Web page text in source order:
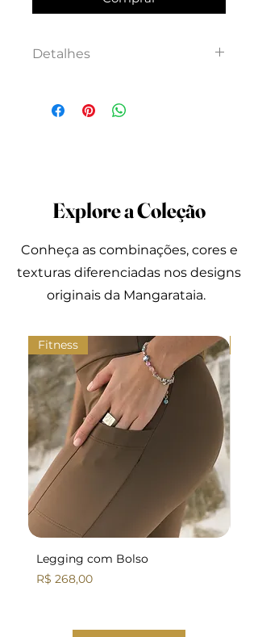
Detalhes
em botões, fenda frontal e
verde musgo e verde areia.
Explore a Coleção
Conheça as combinações, cores e
texturas diferenciadas nos designs
originais da Mangarataia.
Fitness
Legging com Bolso
Preço
R$ 268,00